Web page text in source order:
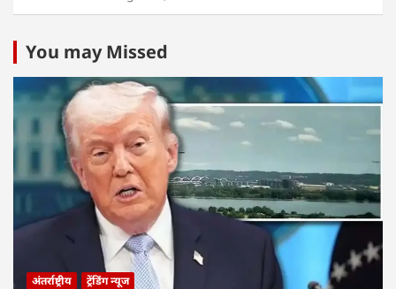
You may Missed
अंतर्राष्ट्रीय ट्रेंडिंग न्यूज